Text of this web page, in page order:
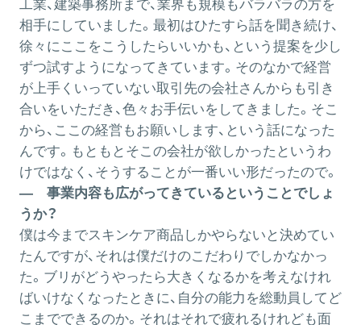
工業、建築事務所まで、業界も規模もバラバラの方を
相手にしていました。最初はひたすら話を聞き続け、
徐々にここをこうしたらいいかも、という提案を少し
ずつ試すようになってきています。そのなかで経営
が上手くいっていない取引先の会社さんからも引き
合いをいただき、色々お手伝いをしてきました。そこ
から、ここの経営もお願いします、という話になった
んです。もともとそこの会社が欲しかったというわ
けではなく、そうすることが一番いい形だったので。
― 事業内容も広がってきているということでしょ
うか？
僕は今までスキンケア商品しかやらないと決めてい
たんですが、それは僕だけのこだわりでしかなかっ
た。ブリがどうやったら大きくなるかを考えなけれ
ばいけなくなったときに、自分の能力を総動員してど
こまでできるのか。それはそれで疲れるけれども面